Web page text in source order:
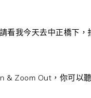
看我今天去中正橋下，
& Zoom Out，你可以